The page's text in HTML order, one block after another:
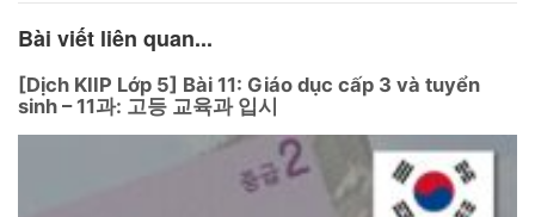
Bài viết liên quan...
[Dịch KIIP Lớp 5] Bài 11: Giáo dục cấp 3 và tuyển
sinh – 11과: 고등 교육과 입시